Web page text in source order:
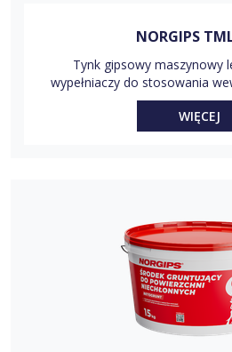
NORGIPS
Tynk gipsowy maszynowy
wypełniaczy do stosowania
WIĘCEJ